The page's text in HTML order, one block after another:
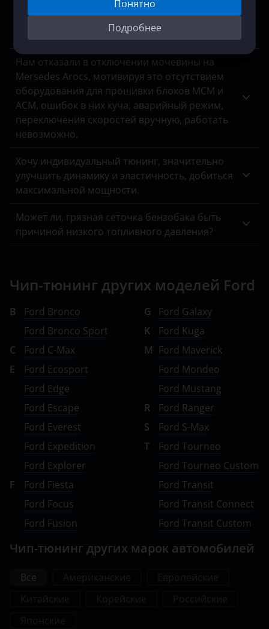
Понятно
Подробнее
дизель, модель 2006 гв 2.0 141 лс. акпп, есть
возможность? Цена? Обратный процесс
включения клапана, если что, возможен?
Нам отказали в отключении мочевины на
Mersedes Arocs, мотивируя это отсутствием
оборудования для прошивки блоков MCM и
ACM, ошибок в них куча, аварийный режим,
переключения скоростей вручную, работать
невозможно.
Хочу индивидуальный тюнинг, значительно
улучшить динамику и эластичность, добиться
максимальной мощности.
Может ли, грязная сеточка бензобака быть
причиной низкого топливного давления?
Чип-тюнинг других моделей Ford
B
Ford Bronco
Ford Bronco Sport
C
Ford C-Max
E
Ford Ecosport
Ford Edge
Ford Escape
Ford Everest
Ford Expedition
Ford Explorer
F
Ford Fiesta
Ford Focus
Ford Fusion
G
Ford Galaxy
K
Ford Kuga
M Ford Maverick
Ford Mondeo
Ford Mustang
R
Ford Ranger
S
Ford S-Max
T
Ford Tourneo
Ford Tourneo Custom
Ford Transit
Ford Transit Connect
Ford Transit Custom
Чип-тюнинг других марок автомобилей
Все